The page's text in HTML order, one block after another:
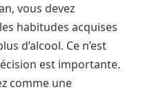
vous devez
habitudes acquises
d’alcool. Ce n’est
est importante.
comme une